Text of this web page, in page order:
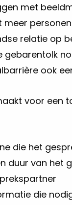
met
meer
relatie op
gebarentolk
ook
voor een
die het
duur van het
die